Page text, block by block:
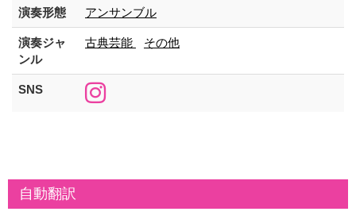
演奏形態 アンサンブル
演奏ジャ
ンル
古典芸能 その他
SNS
自動翻訳